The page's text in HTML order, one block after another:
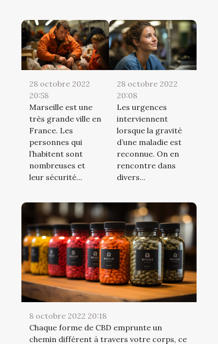
28 octobre 2022
20:58
Marseille est une
très grande ville en
France. Les
personnes qui
l’habitent sont
nombreuses et
leur sécurité...
28 octobre 2022
20:08
Les urgences
interviennent
lorsque la gravité
d’une maladie est
reconnue. On en
rencontre dans
divers...
8 octobre 2022 20:18
Chaque forme de CBD emprunte un
chemin différent à travers votre corps, ce